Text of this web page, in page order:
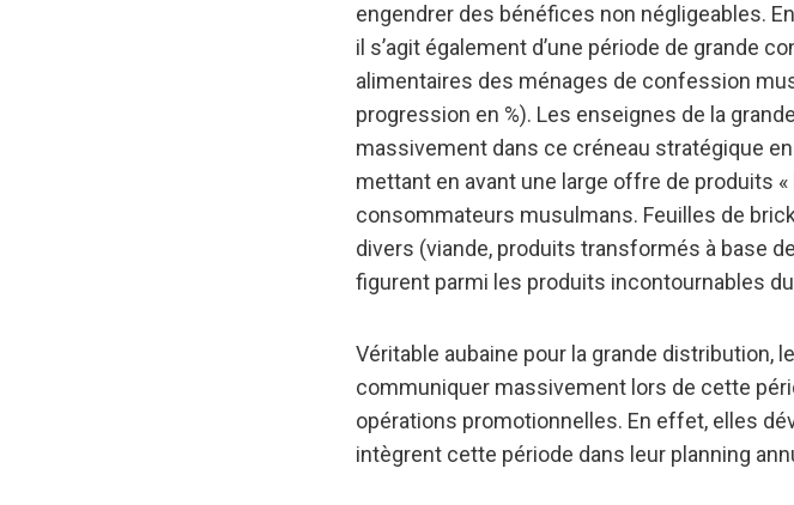
engendrer des bénéfices non négligeables.
il s’agit également d’une période de grande
alimentaires des ménages de confession
progression en %). Les enseignes de la
massivement dans ce créneau stratégique
mettant en avant une large offre de produits «
consommateurs musulmans. Feuilles de
divers (viande, produits transformés à base
figurent parmi les produits incontournables du
Véritable aubaine pour la grande distribution,
communiquer massivement lors de cette
opérations promotionnelles. En effet, elles
intègrent cette période dans leur planning